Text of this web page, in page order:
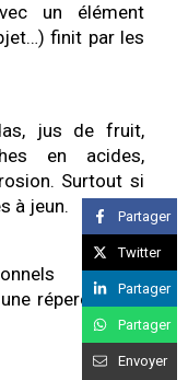
un élément
finit par les
jus de fruit,
en acides,
Surtout si
à jeun.
répétés
répercussion
Partager
Twitter
Partager
Partager
Envoyer